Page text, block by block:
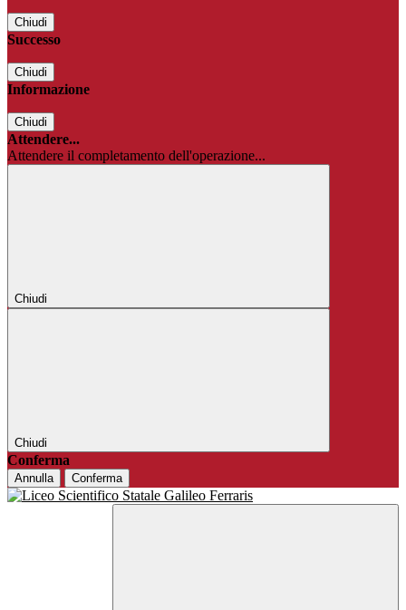
Chiudi
Successo
Chiudi
Informazione
Chiudi
Attendere...
Attendere il completamento dell'operazione...
Chiudi
Chiudi
Conferma
Annulla Conferma